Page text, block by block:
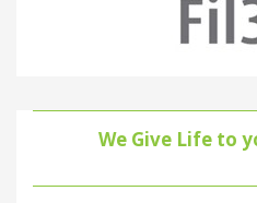
We Give Life to